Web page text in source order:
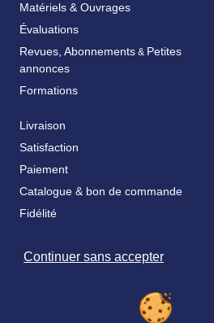
Matériels & Ouvrages
Évaluations
Revues, Abonnements & Petites
annonces
Formations
Livraison
Satisfaction
Paiement
Catalogue & bon de commande
Fidélité
FAQ
Continuer sans accepter